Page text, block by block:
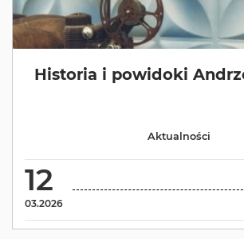
Historia i powidoki
12
03.2026
Aktualności